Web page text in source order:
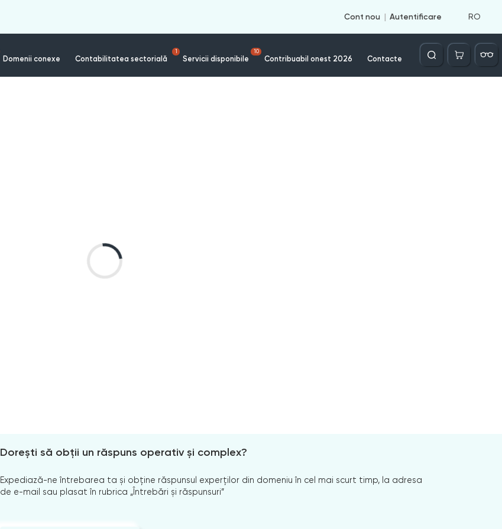
Cont nou Autentificare RO
Domenii conexe Contabilitatea sectorială
1
Servicii disponibile
10
Contribuabil onest 2026 Contacte
Căutare
Dorești să obții un răspuns operativ și complex?
Expediază-ne întrebarea ta și obține răspunsul experților din domeniu în cel mai scurt timp, la adresa
de e-mail sau plasat în rubrica „Întrebări și răspunsuri”